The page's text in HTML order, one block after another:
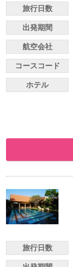
旅行日数
出発期間
航空会社
コースコード
ホテル
旅行日数